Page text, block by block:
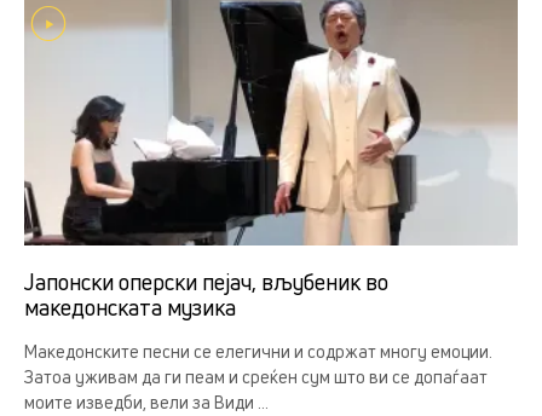
Јапонски оперски пејач, вљубеник во
македонската музика
Македонските песни се елегични и содржат многу емоции.
Затоа уживам да ги пеам и среќен сум што ви се допаѓаат
моите изведби, вели за Види ...